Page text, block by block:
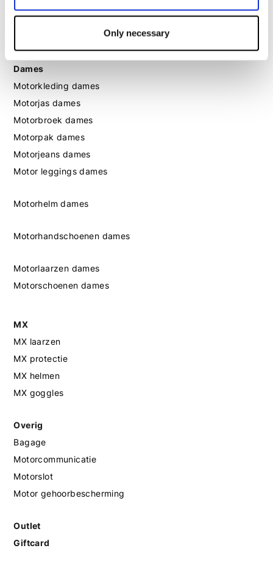
Only necessary
Motorlaarzen heren
Motorschoenen heren
Dames
Motorkleding dames
Motorjas dames
Motorbroek dames
Motorpak dames
Motorjeans dames
Motor leggings dames
Motorhelm dames
Motorhandschoenen dames
Motorlaarzen dames
Motorschoenen dames
MX
MX laarzen
MX protectie
MX helmen
MX goggles
Overig
Bagage
Motorcommunicatie
Motorslot
Motor gehoorbescherming
Outlet
Giftcard